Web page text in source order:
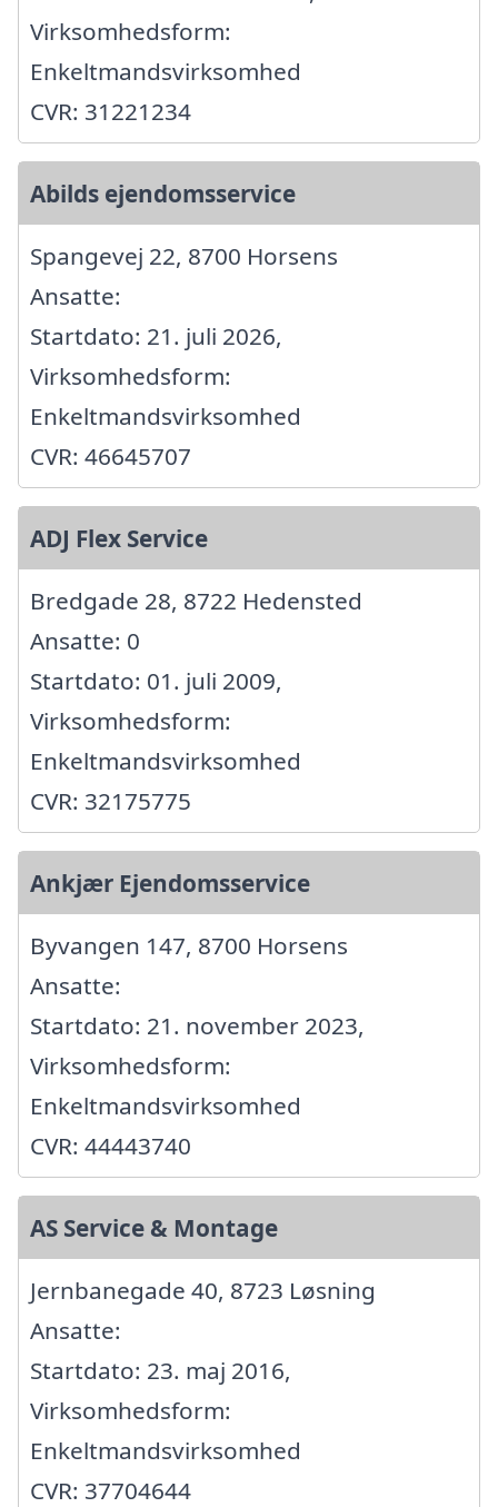
Virksomhedsform:
Enkeltmandsvirksomhed
CVR: 31221234
Abilds ejendomsservice
Spangevej 22, 8700 Horsens
Ansatte:
Startdato: 21. juli 2026,
Virksomhedsform:
Enkeltmandsvirksomhed
CVR: 46645707
ADJ Flex Service
Bredgade 28, 8722 Hedensted
Ansatte: 0
Startdato: 01. juli 2009,
Virksomhedsform:
Enkeltmandsvirksomhed
CVR: 32175775
Ankjær Ejendomsservice
Byvangen 147, 8700 Horsens
Ansatte:
Startdato: 21. november 2023,
Virksomhedsform:
Enkeltmandsvirksomhed
CVR: 44443740
AS Service & Montage
Jernbanegade 40, 8723 Løsning
Ansatte:
Startdato: 23. maj 2016,
Virksomhedsform:
Enkeltmandsvirksomhed
CVR: 37704644